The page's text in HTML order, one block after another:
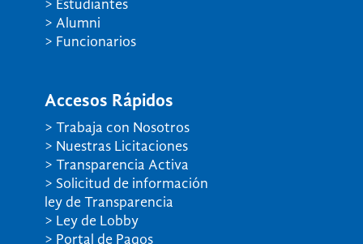
> Estudiantes
> Alumni
> Funcionarios
Accesos Rápidos
> Trabaja con Nosotros
> Nuestras Licitaciones
> Transparencia Activa
> Solicitud de información
ley de Transparencia
> Ley de Lobby
> Portal de Pagos